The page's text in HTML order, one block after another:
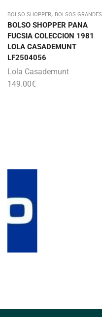
BOLSO SHOPPER, BOLSOS GRANDES
BOLSO SHOPPER PANA
FUCSIA COLECCION 1981
LOLA CASADEMUNT
LF2504056
Lola Casademunt
149.00€